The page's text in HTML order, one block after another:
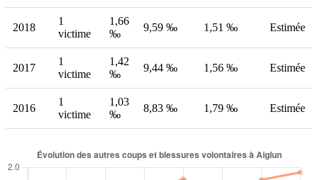
2018
1
victime
1,66
‰
9,59 ‰ 1,51 ‰ Estimée
2017
1
victime
1,42
‰
9,44 ‰ 1,56 ‰ Estimée
2016
1
victime
1,03
‰
8,83 ‰ 1,79 ‰ Estimée